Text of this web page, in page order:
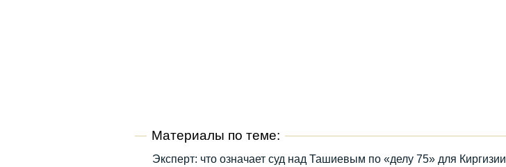
Материалы по теме:
Эксперт: что означает суд над Ташиевым по «делу 75» для Киргизии